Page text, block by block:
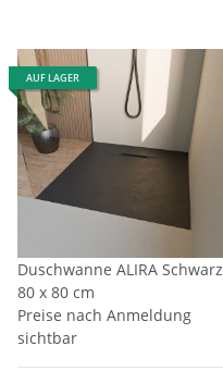
AUF LAGER
Duschwanne ALIRA Schwarz
80 x 80 cm
Preise nach Anmeldung
sichtbar